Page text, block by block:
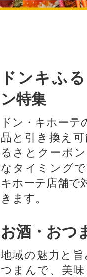
ドンキふ
ン特集
ドン・キホーテ
品と引き換え
るさとクーポ
なタイミング
キホーテ店舗で
きます。
お酒・おつ
地域の魅力と
つまんで、美